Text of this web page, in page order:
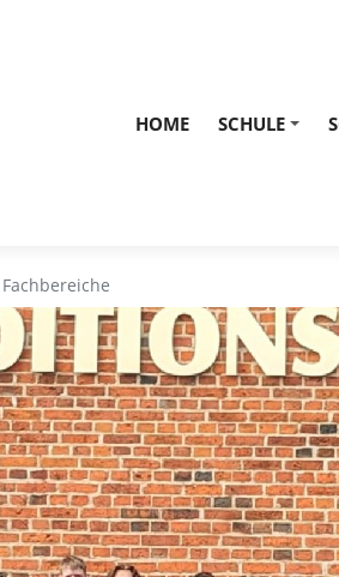
HOME SCHULE
Fachbereiche